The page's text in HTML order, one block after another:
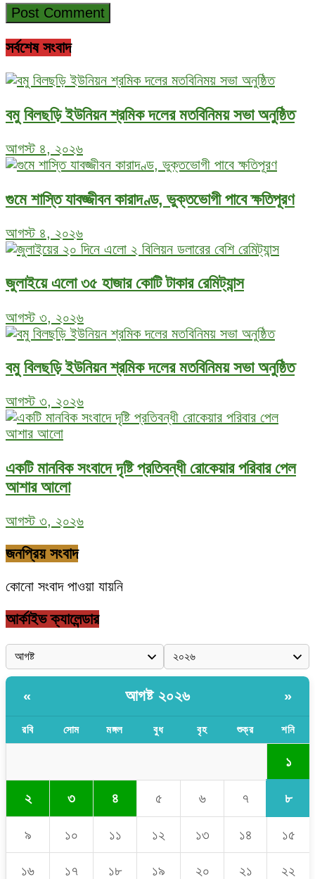
সর্বশেষ সংবাদ
বমু বিলছড়ি ইউনিয়ন শ্রমিক দলের মতবিনিময় সভা অনুষ্ঠিত
আগস্ট ৪, ২০২৬
গুমে শাস্তি যাবজ্জীবন কারাদণ্ড, ভুক্তভোগী পাবে ক্ষতিপূরণ
আগস্ট ৪, ২০২৬
জুলাইয়ে এলো ৩৫ হাজার কোটি টাকার রেমিট্যান্স
আগস্ট ৩, ২০২৬
বমু বিলছড়ি ইউনিয়ন শ্রমিক দলের মতবিনিময় সভা অনুষ্ঠিত
আগস্ট ৩, ২০২৬
একটি মানবিক সংবাদে দৃষ্টি প্রতিবন্ধী রোকেয়ার পরিবার পেল
আশার আলো
আগস্ট ৩, ২০২৬
জনপ্রিয় সংবাদ
কোনো সংবাদ পাওয়া যায়নি
আর্কাইভ ক্যালেন্ডার
« আগষ্ট ২০২৬ »
রবি সোম মঙ্গল বুধ বৃহ শুক্র শনি
১
২ ৩ ৪ ৫ ৬ ৭ ৮
৯ ১০ ১১ ১২ ১৩ ১৪ ১৫
১৬ ১৭ ১৮ ১৯ ২০ ২১ ২২